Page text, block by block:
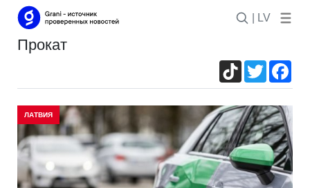
| LV
прокат
TikTokTwitter
ЛАТВИЯ